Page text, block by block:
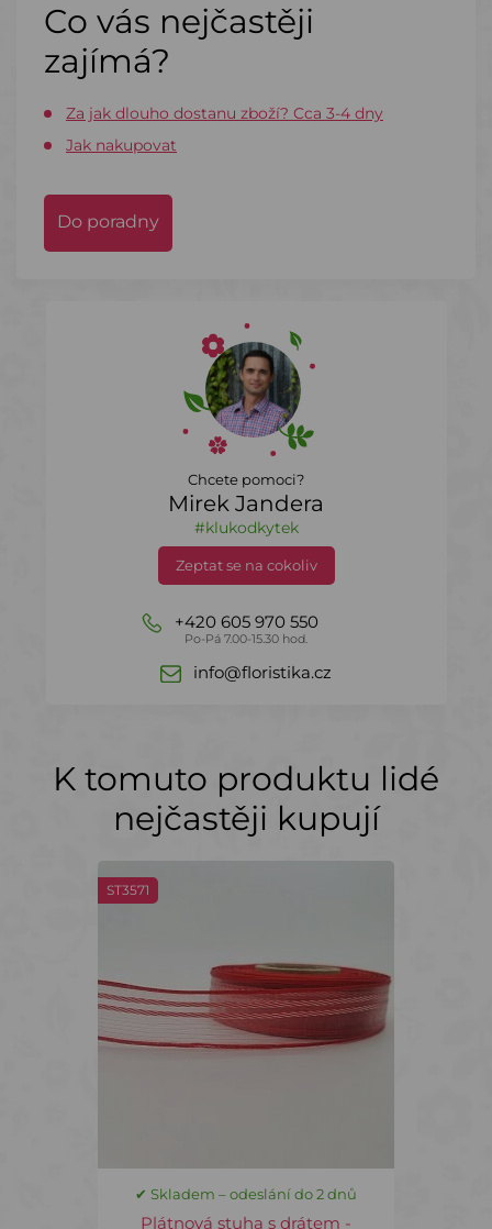
Co vás nejčastěji
zajímá?
Za jak dlouho dostanu zboží? Cca 3-4 dny
Jak nakupovat
Do poradny
Chcete pomoci?
Mirek Jandera
#klukodkytek
Zeptat se na cokoliv
+420 605 970 550
Po-Pá 7.00-15.30 hod.
info@floristika.cz
K tomuto produktu lidé
nejčastěji kupují
ST3571
✔ Skladem – odeslání do 2 dnů
Plátnová stuha s drátem -